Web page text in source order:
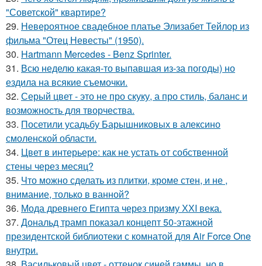
"Советской" квартире?
29. Невероятное свадебное платье Элизабет Тейлор из
фильма "Отец Невесты" (1950).
30. Hartmann Mercedes - Benz Sprinter.
31. Всю неделю какая-то выпавшая из-за погоды) но
ездила на всякие съемочки.
32. Серый цвет - это не про скуку, а про стиль, баланс и
возможность для творчества.
33. Посетили усадьбу Барышниковых в алексино
смоленской области.
34. Цвет в интерьере: как не устать от собственной
стены через месяц?
35. Что можно сделать из плитки, кроме стен, и не ,
внимание, только в ванной?
36. Мода древнего Египта через призму ХХI века.
37. Дональд трамп показал концепт 50-этажной
президентской библиотеки с комнатой для Air Force One
внутри.